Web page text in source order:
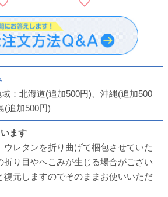
え 国産 生地 難燃 飲
食店に 修理 座面 椅
子 張替え はりかえ
面 椅子 張替え はり
かえ 難燃 飲食店に
：北海道(追加500円)、沖縄(追加500
(追加500円)
ます
ウレタンを折り曲げて梱包させていた
折り目やへこみが生じる場合がござい
復元しますのでそのままお使いいただ